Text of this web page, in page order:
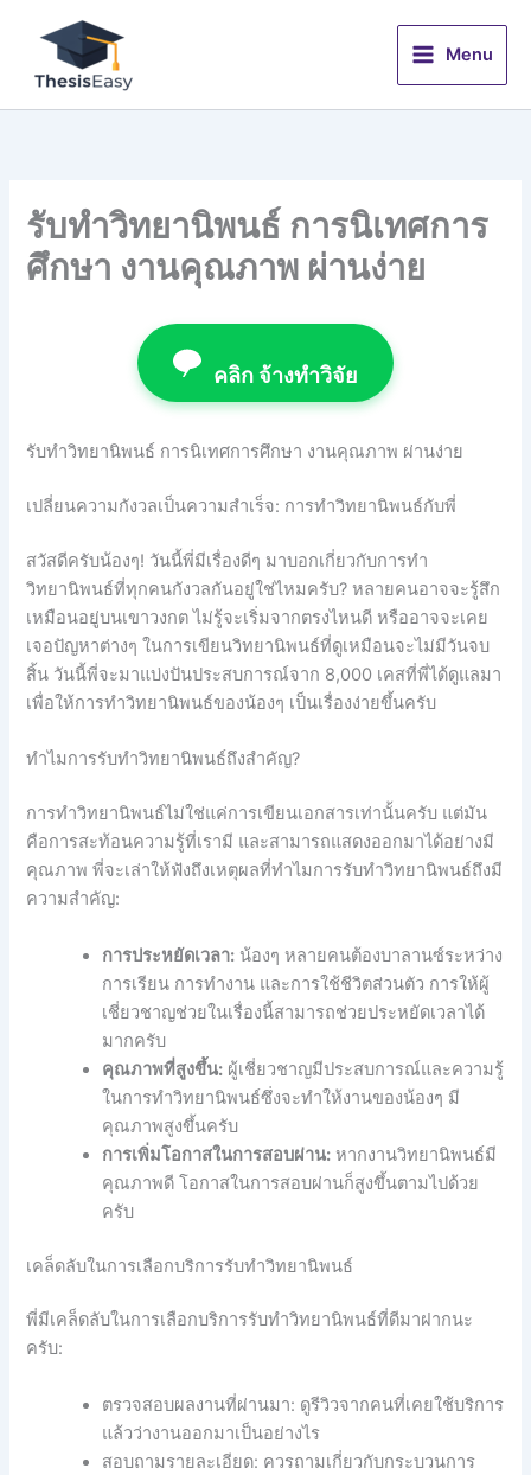
content
Menu
รับทำวิทยานิพนธ์ การนิเทศการ
ศึกษา งานคุณภาพ ผ่านง่าย
คลิก จ้างทำวิจัย
รับทำวิทยานิพนธ์ การนิเทศการศึกษา งานคุณภาพ ผ่านง่าย
เปลี่ยนความกังวลเป็นความสำเร็จ: การทำวิทยานิพนธ์กับพี่
สวัสดีครับน้องๆ! วันนี้พี่มีเรื่องดีๆ มาบอกเกี่ยวกับการทำ
วิทยานิพนธ์ที่ทุกคนกังวลกันอยู่ใช่ไหมครับ? หลายคนอาจจะรู้สึก
เหมือนอยู่บนเขาวงกต ไม่รู้จะเริ่มจากตรงไหนดี หรืออาจจะเคย
เจอปัญหาต่างๆ ในการเขียนวิทยานิพนธ์ที่ดูเหมือนจะไม่มีวันจบ
สิ้น วันนี้พี่จะมาแบ่งปันประสบการณ์จาก 8,000 เคสที่พี่ได้ดูแลมา
เพื่อให้การทำวิทยานิพนธ์ของน้องๆ เป็นเรื่องง่ายขึ้นครับ
ทำไมการรับทำวิทยานิพนธ์ถึงสำคัญ?
การทำวิทยานิพนธ์ไม่ใช่แค่การเขียนเอกสารเท่านั้นครับ แต่มัน
คือการสะท้อนความรู้ที่เรามี และสามารถแสดงออกมาได้อย่างมี
คุณภาพ พี่จะเล่าให้ฟังถึงเหตุผลที่ทำไมการรับทำวิทยานิพนธ์ถึงมี
ความสำคัญ:
การประหยัดเวลา: น้องๆ หลายคนต้องบาลานซ์ระหว่าง
การเรียน การทำงาน และการใช้ชีวิตส่วนตัว การให้ผู้
เชี่ยวชาญช่วยในเรื่องนี้สามารถช่วยประหยัดเวลาได้
มากครับ
คุณภาพที่สูงขึ้น: ผู้เชี่ยวชาญมีประสบการณ์และความรู้
ในการทำวิทยานิพนธ์ซึ่งจะทำให้งานของน้องๆ มี
คุณภาพสูงขึ้นครับ
การเพิ่มโอกาสในการสอบผ่าน: หากงานวิทยานิพนธ์มี
คุณภาพดี โอกาสในการสอบผ่านก็สูงขึ้นตามไปด้วย
ครับ
เคล็ดลับในการเลือกบริการรับทำวิทยานิพนธ์
พี่มีเคล็ดลับในการเลือกบริการรับทำวิทยานิพนธ์ที่ดีมาฝากนะ
ครับ:
ตรวจสอบผลงานที่ผ่านมา: ดูรีวิวจากคนที่เคยใช้บริการ
แล้วว่างานออกมาเป็นอย่างไร
สอบถามรายละเอียด: ควรถามเกี่ยวกับกระบวนการ